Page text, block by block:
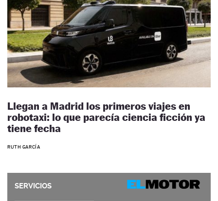
Llegan a Madrid los primeros viajes en
robotaxi: lo que parecía ciencia ficción ya
tiene fecha
RUTH GARCÍA